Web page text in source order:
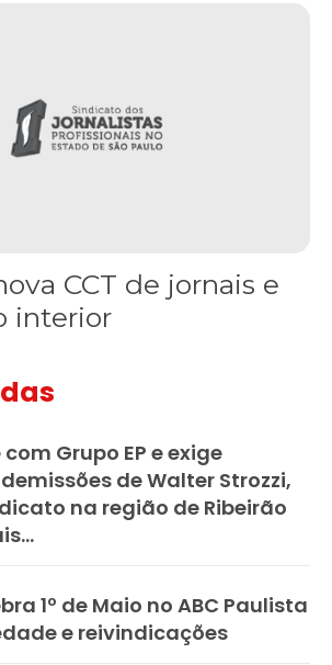
CCT de jornais e
interior
com Grupo EP e exige
de Walter Strozzi,
na região de Ribeirão
1º de Maio no ABC Paulista
e reivindicações